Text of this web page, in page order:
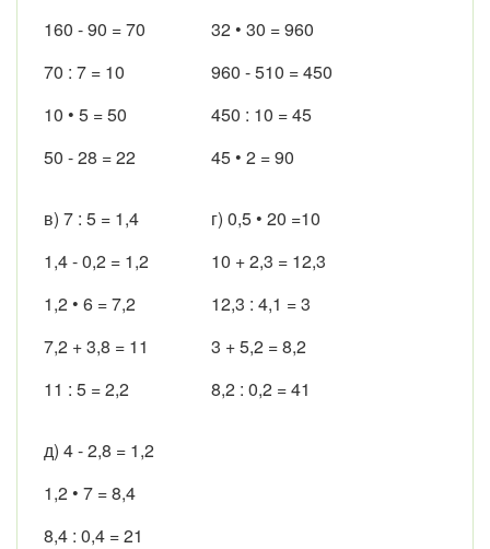
160 - 90 = 70
70 : 7 = 10
10 • 5 = 50
50 - 28 = 22
32 • 30 = 960
960 - 510 = 450
450 : 10 = 45
45 • 2 = 90
в) 7 : 5 = 1,4
1,4 - 0,2 = 1,2
1,2 • 6 = 7,2
7,2 + 3,8 = 11
11 : 5 = 2,2
г) 0,5 • 20 =10
10 + 2,3 = 12,3
12,3 : 4,1 = 3
3 + 5,2 = 8,2
8,2 : 0,2 = 41
д) 4 - 2,8 = 1,2
1,2 • 7 = 8,4
8,4 : 0,4 = 21